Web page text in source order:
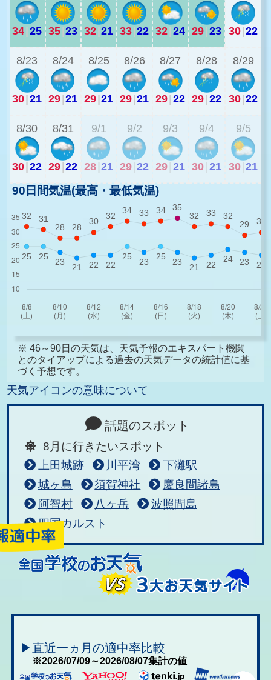
34|25 35|23 32|21 33|22 32|24 29|23 30|22
8/23
30|21
8/24
29|21
8/25
29|21
8/26
29|21
8/27
29|22
8/28
29|22
8/29
30|22
8/30
30|22
8/31
29|22
9/1
28 21
9/2
29 22
9/3
29 21
9/4
30 21
9/5
30 21
90日間気温(最高・最低気温)
※ 46～90日の天気は、天気予報のエキスパート機関
とのタイアップによる過去の天気データの統計値に基
づく予想です。
天気アイコンの意味について
話題のスポット
8月に行きたいスポット
上田城跡
川平湾
下灘駅
城ヶ島
須賀神社
慶良間諸島
阿智村
八ヶ岳
波照間島
四国カルスト
▶直近一ヵ月の適中率比較
※2026/07/09～2026/08/07集計の値